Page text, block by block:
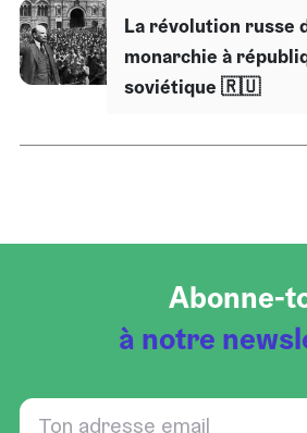
La révolution russe
monarchie à
soviétique 🇷🇺​
Abonne-
à notre